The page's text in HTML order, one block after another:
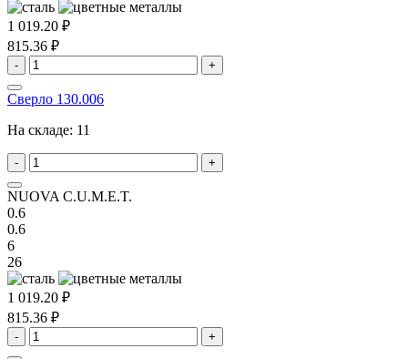
1 019.20 ₽
815.36 ₽
- +
Сверло 130.006
На складе: 11
- +
NUOVA C.U.M.E.T.
0.6
0.6
6
26
1 019.20 ₽
815.36 ₽
- +